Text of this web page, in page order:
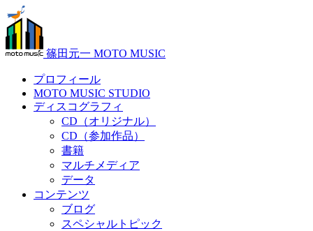
篠田元一 MOTO MUSIC
プロフィール
MOTO MUSIC STUDIO
ディスコグラフィ
CD（オリジナル）
CD（参加作品）
書籍
マルチメディア
データ
コンテンツ
ブログ
スペシャルトピック